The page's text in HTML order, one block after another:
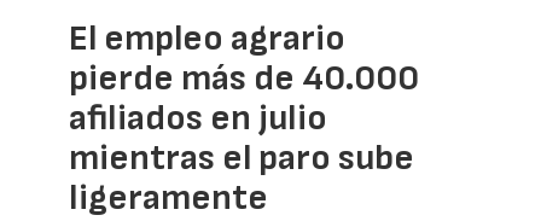
El empleo agrario
pierde más de 40.000
afiliados en julio
mientras el paro sube
ligeramente